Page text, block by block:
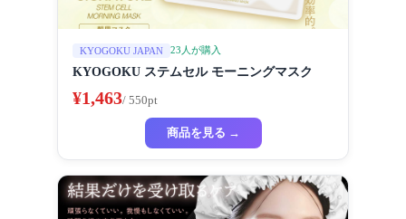
KYOGOKU JAPAN 23人が購入
KYOGOKU ステムセル モーニングマスク
¥1,463/ 550pt
商品を見る →